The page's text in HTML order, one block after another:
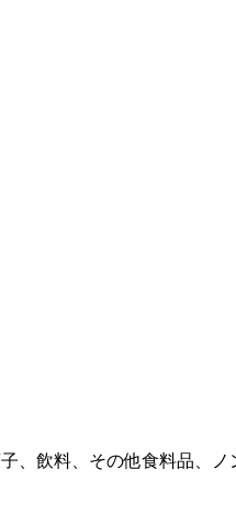
飲料、その他食料品、ノ